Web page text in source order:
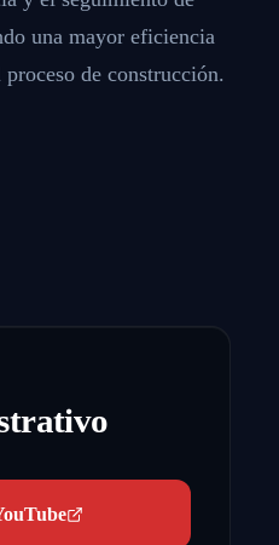
una mayor eficiencia
de construcción.